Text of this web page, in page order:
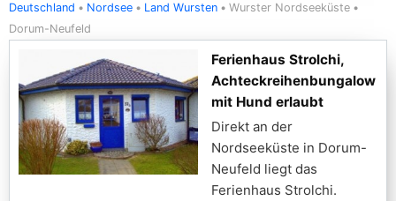
Deutschland Nordsee Land Wursten
Wurster Nordseeküste
Dorum-Neufeld
Ferienhaus Strolchi,
Achteckreihenbungalow
mit Hund erlaubt
Direkt an der
Nordseeküste in Dorum-
Neufeld liegt das
Ferienhaus Strolchi.